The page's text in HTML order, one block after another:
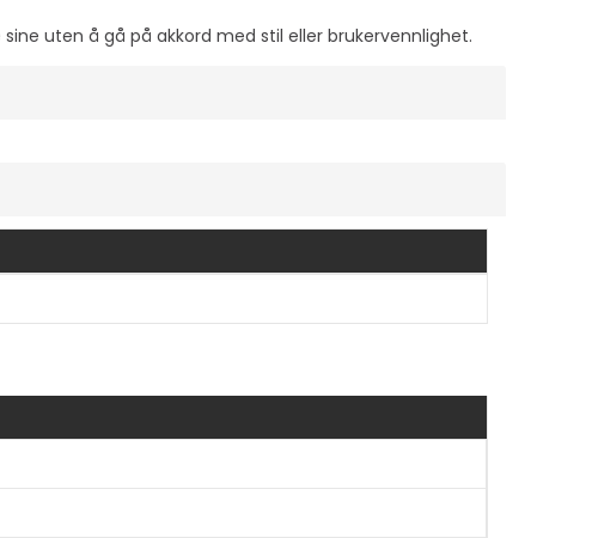
uten å gå på akkord med stil eller brukervennlighet.